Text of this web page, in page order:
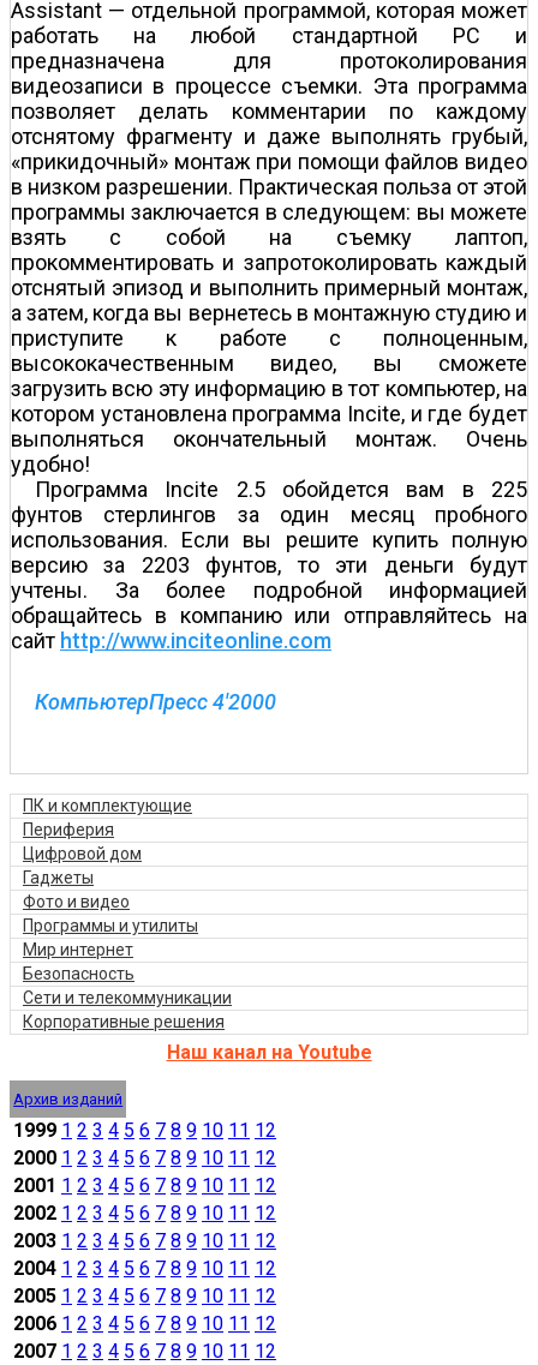
Assistant — отдельной программой, которая может
работать на любой стандартной PC и
предназначена для протоколирования
видеозаписи в процессе съемки. Эта программа
позволяет делать комментарии по каждому
отснятому фрагменту и даже выполнять грубый,
«прикидочный» монтаж при помощи файлов видео
в низком разрешении. Практическая польза от этой
программы заключается в следующем: вы можете
взять с собой на съемку лаптоп,
прокомментировать и запротоколировать каждый
отснятый эпизод и выполнить примерный монтаж,
а затем, когда вы вернетесь в монтажную студию и
приступите к работе с полноценным,
высококачественным видео, вы сможете
загрузить всю эту информацию в тот компьютер, на
котором установлена программа Incite, и где будет
выполняться окончательный монтаж. Очень
удобно!
Программа Incite 2.5 обойдется вам в 225
фунтов стерлингов за один месяц пробного
использования. Если вы решите купить полную
версию за 2203 фунтов, то эти деньги будут
учтены. За более подробной информацией
обращайтесь в компанию или отправляйтесь на
сайт http://www.inciteonline.com
КомпьютерПресс 4'2000
ПК и комплектующие
Периферия
Цифровой дом
Гаджеты
Фото и видео
Программы и утилиты
Мир интернет
Безопасность
Сети и телекоммуникации
Корпоративные решения
Наш канал на Youtube
Архив изданий
1999 1 2 3 4 5 6 7 8 9 10 11 12
2000 1 2 3 4 5 6 7 8 9 10 11 12
2001 1 2 3 4 5 6 7 8 9 10 11 12
2002 1 2 3 4 5 6 7 8 9 10 11 12
2003 1 2 3 4 5 6 7 8 9 10 11 12
2004 1 2 3 4 5 6 7 8 9 10 11 12
2005 1 2 3 4 5 6 7 8 9 10 11 12
2006 1 2 3 4 5 6 7 8 9 10 11 12
2007 1 2 3 4 5 6 7 8 9 10 11 12